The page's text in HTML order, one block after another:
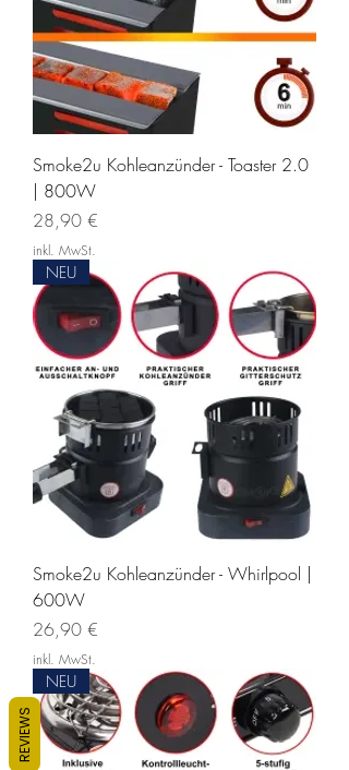
Smoke2u Kohleanzünder - Toaster 2.0
| 800W
Preis
28,90 €
inkl. MwSt.
NEU
Smoke2u Kohleanzünder - Whirlpool |
600W
Preis
26,90 €
inkl. MwSt.
NEU
REVIEWS